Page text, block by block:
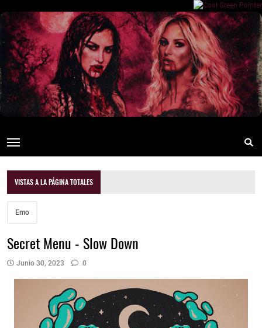
VISTAS A LA PÁGINA TOTALES
Emo
Secret Menu - Slow Down
Junio 30, 2023 0